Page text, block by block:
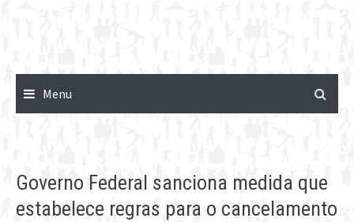
Menu
Governo Federal sanciona medida que
estabelece regras para o cancelamento